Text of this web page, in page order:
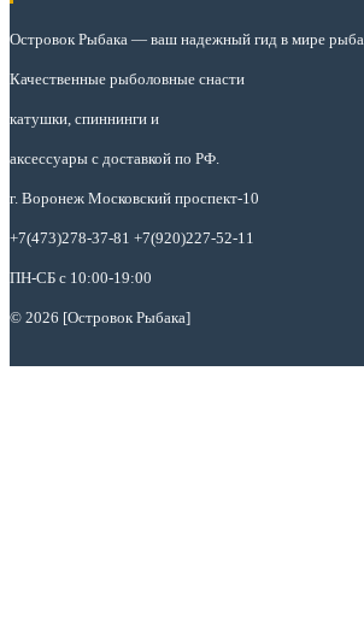
Островок Рыбака — ваш надежный гид в мире
Качественные рыболовные снасти
катушки, спиннинги и
аксессуары с доставкой по РФ.
г. Воронеж Московский проспект-10
+7(473)278-37-81 +7(920)227-52-11
ПН-СБ с 10:00-19:00
© 2026 [Островок Рыбака]